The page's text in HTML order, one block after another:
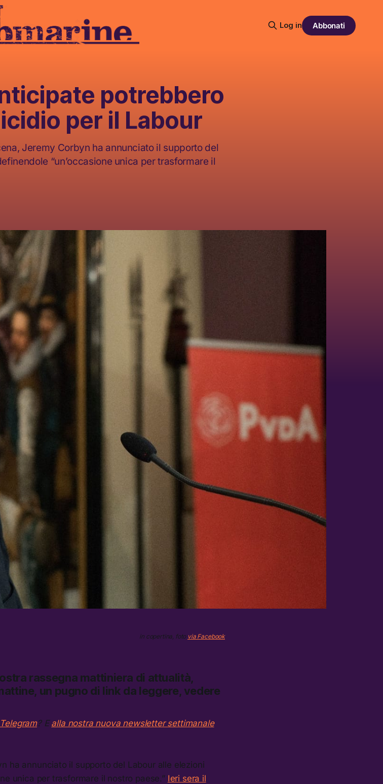
Log in Abbonati
potrebbero
per il Labour
Jeremy Corbyn ha annunciato il supporto del
“un’occasione unica per trasformare il
in copertina, foto via Facebook
rassegna mattiniera di attualità,
un pugno di link da leggere, vedere
? Ealla nostra nuova newsletter settimanale
ha annunciato il supporto del Labour alle elezioni
unica per trasformare il nostro paese.” Ieri sera il